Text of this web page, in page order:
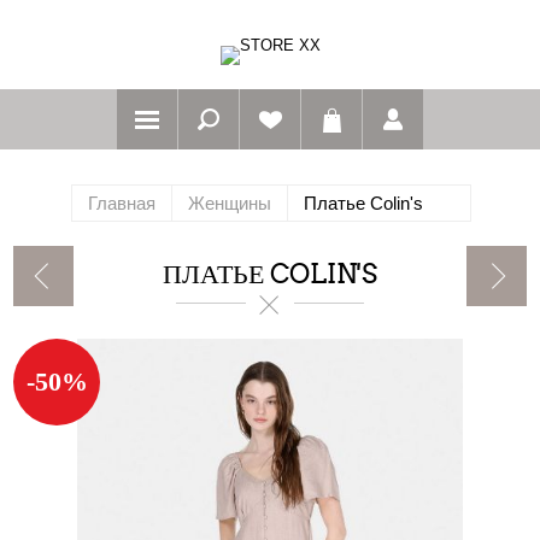
Главная Женщины Платье Colin's
ПЛАТЬЕ COLIN'S
-50%